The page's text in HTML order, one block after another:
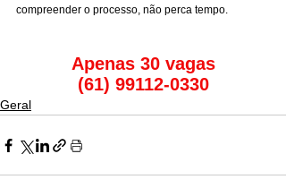
compreender o processo, não perca tempo.
Apenas 30 vagas
(61) 99112-0330
Geral